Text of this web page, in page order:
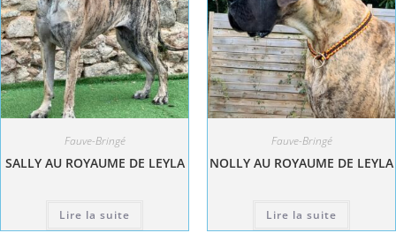
Fauve-Bringé
SALLY AU ROYAUME DE LEYLA
Lire la suite
Fauve-Bringé
NOLLY AU ROYAUME DE LEYLA
Lire la suite